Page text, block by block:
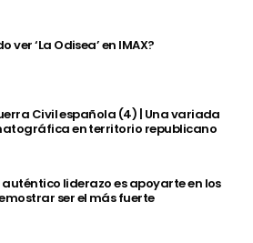
ver ‘La Odisea’ en IMAX?
Civil española (4) | Una variada
en territorio republicano
auténtico liderazo es apoyarte en los
ser el más fuerte